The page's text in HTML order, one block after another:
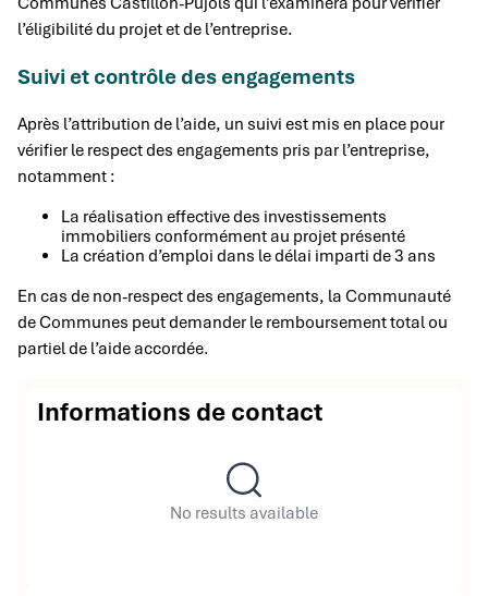
l’éligibilité du projet et de l’entreprise.
Suivi et contrôle des engagements
Après l’attribution de l’aide, un suivi est mis en place pour
vérifier le respect des engagements pris par l’entreprise,
notamment :
La réalisation effective des investissements
immobiliers conformément au projet présenté
La création d’emploi dans le délai imparti de 3 ans
En cas de non-respect des engagements, la Communauté
de Communes peut demander le remboursement total ou
partiel de l’aide accordée.
Informations de contact
No results available